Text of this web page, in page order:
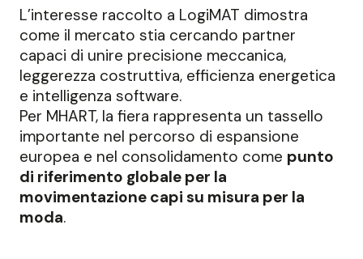
L’interesse raccolto a LogiMAT dimostra
come il mercato stia cercando partner
capaci di unire precisione meccanica,
leggerezza costruttiva, efficienza energetica
e intelligenza software.
Per MHART, la fiera rappresenta un tassello
importante nel percorso di espansione
europea e nel consolidamento come punto
di riferimento globale per la
movimentazione capi su misura per la
moda.